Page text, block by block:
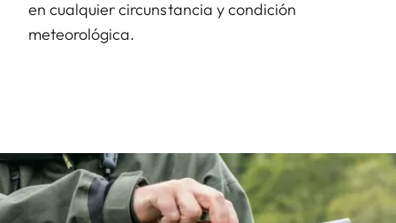
en cualquier circunstancia y condición
meteorológica.